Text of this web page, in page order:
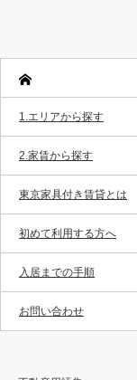
1.エリアから探す
2.家賃から探す
東京家具付き賃貸とは
初めて利用する方へ
入居までの手順
お問い合わせ